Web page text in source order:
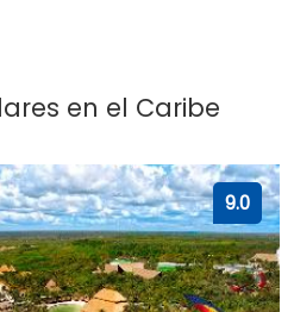
en el Caribe
9.0